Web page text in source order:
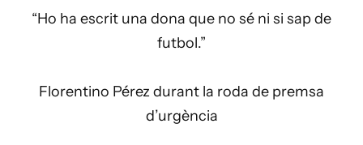
“Ho ha escrit una dona que no sé ni si sap de
futbol.”
Florentino Pérez durant la roda de premsa
d’urgència